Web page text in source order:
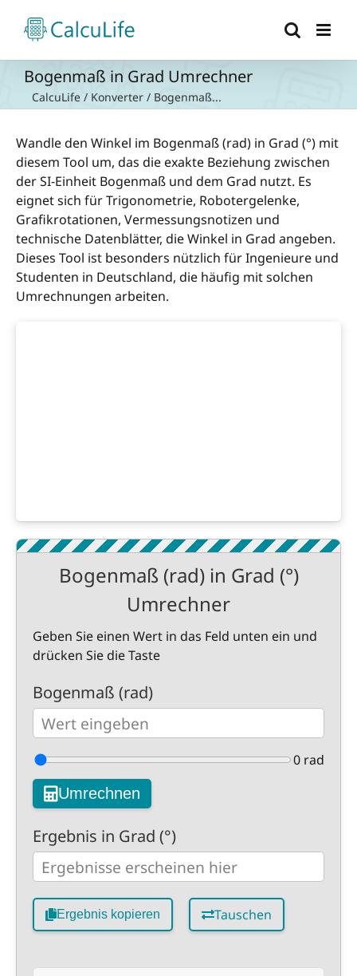
Inhalt
springen
Bogenmaß in Grad Umrechner
CalcuLife / Konverter / Bogenmaß...
Wandle den Winkel im Bogenmaß (rad) in Grad (°) mit
diesem Tool um, das die exakte Beziehung zwischen
der SI-Einheit Bogenmaß und dem Grad nutzt. Es
eignet sich für Trigonometrie, Robotergelenke,
Grafikrotationen, Vermessungsnotizen und
technische Datenblätter, die Winkel in Grad angeben.
Dieses Tool ist besonders nützlich für Ingenieure und
Studenten in Deutschland, die häufig mit solchen
Umrechnungen arbeiten.
Bogenmaß (rad) in Grad (°)
Umrechner
Geben Sie einen Wert in das Feld unten ein und
drücken Sie die Taste
Bogenmaß (rad)
0 rad
Umrechnen
Ergebnis in Grad (°)
Ergebnis kopieren Tauschen